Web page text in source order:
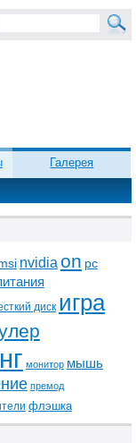
Галерея
nvidia on pc
диск игра
монитор мышь
премод
флэшка